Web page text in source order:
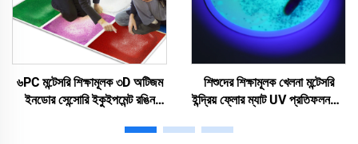
৬PC মন্টেসরি শিক্ষামূলক ৩D অটিজম
ইনডোর সেন্সোরি ইকুইপমেন্ট রঙিন
লাভা বাইরের খেলার ম্যাট শিশুদের জন্য
শিশুদের শিক্ষামূলক খেলনা মন্টেসরি
ইন্দ্রিয় ফ্লোর ম্যাট UV প্রতিফলনশীল